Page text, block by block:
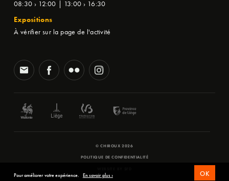
08:30 › 12:00 | 13:00 › 16:30
Expositions
À vérifier sur la page de l'activité
© CHIROUX 2026
POLITIQUE DE CONFIDENTIALITÉ
Pour améliorer votre expérience. En savoir plus › OK